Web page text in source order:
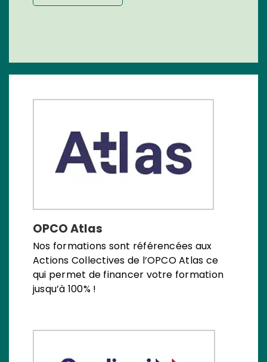
OPCO Atlas
Nos formations sont référencées aux
Actions Collectives de l’OPCO Atlas ce
qui permet de financer votre formation
jusqu’à 100% !